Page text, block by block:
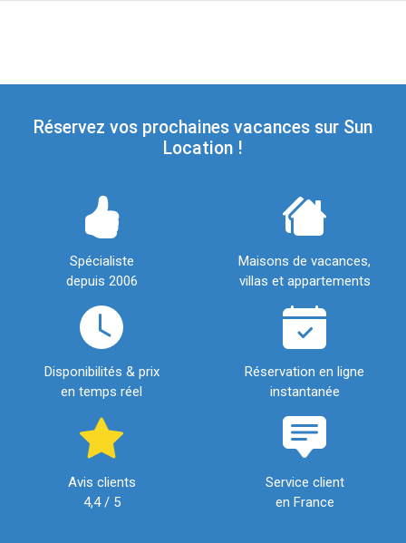
Réservez vos prochaines vacances sur Sun
Location !
Spécialiste
depuis 2006
Maisons de vacances,
villas et appartements
Disponibilités & prix
en temps réel
Réservation en ligne
instantanée
Avis clients
4,4 / 5
Service client
en France